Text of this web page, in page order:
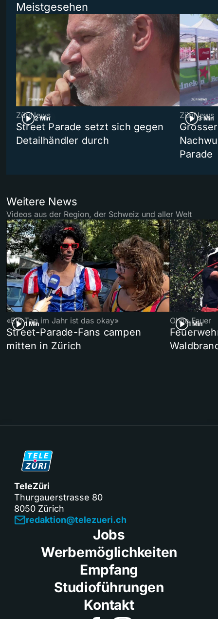
Meistgesehen
2 Min
ZüriNews
Street Parade setzt sich gegen
Detailhändler durch
3 Min
ZüriNews
Parade
Weitere News
Videos aus der Region, der Schweiz und aller Welt
1 Min
«Ein Tag im Jahr ist das okay»
Street-Parade-Fans campen
mitten in Zürich
1 Min
Ohne Feuer
TeleZüri
Thurgauerstrasse 80
8050 Zürich
redaktion@telezueri.ch
Jobs
Werbemöglichkeiten
Empfang
Studioführungen
Kontakt